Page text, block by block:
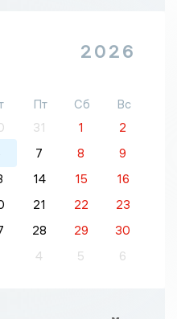
2026
Пт Сб
Вс
31 1
2
7 8
9
14 15
16
21 22
23
28 29
30
4 5 6